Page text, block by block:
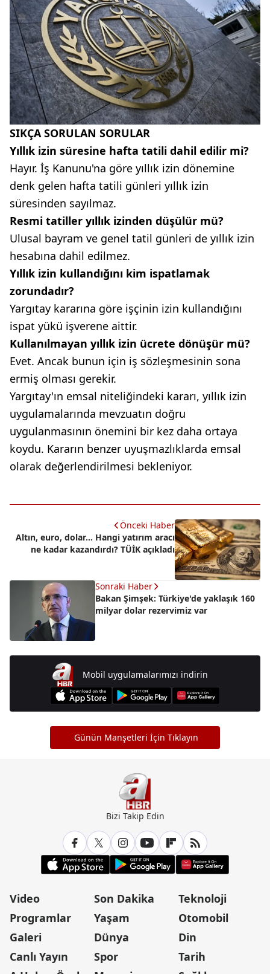
SIKÇA SORULAN SORULAR
Yıllık izin süresine hafta tatili dahil edilir mi?
Hayır. İş Kanunu'na göre yıllık izin dönemine
denk gelen hafta tatili günleri yıllık izin
süresinden sayılmaz.
Resmi tatiller yıllık izinden düşülür mü?
Ulusal bayram ve genel tatil günleri de yıllık izin
hesabına dahil edilmez.
Yıllık izin kullandığını kim ispatlamak
zorundadır?
Yargıtay kararına göre işçinin izin kullandığını
ispat yükü işverene aittir.
Kullanılmayan yıllık izin ücrete dönüşür mü?
Evet. Ancak bunun için iş sözleşmesinin sona
ermiş olması gerekir.
Yargıtay'ın emsal niteliğindeki kararı, yıllık izin
uygulamalarında mevzuatın doğru
uygulanmasının önemini bir kez daha ortaya
koydu. Kararın benzer uyuşmazlıklarda emsal
olarak değerlendirilmesi bekleniyor.
Önceki Haber
Altın, euro, dolar… Hangi yatırım aracı
ne kadar kazandırdı? TÜİK açıkladı
Sonraki Haber
Bakan Şimşek: Türkiye'de yaklaşık 160
milyar dolar rezervimiz var
Mobil uygulamalarımızı indirin
Günün Manşetleri İçin Tıklayın
Bizi Takip Edin
Video
Programlar
Galeri
Canlı Yayın
Son Dakika
Yaşam
Dünya
Spor
Teknoloji
Otomobil
Din
Tarih